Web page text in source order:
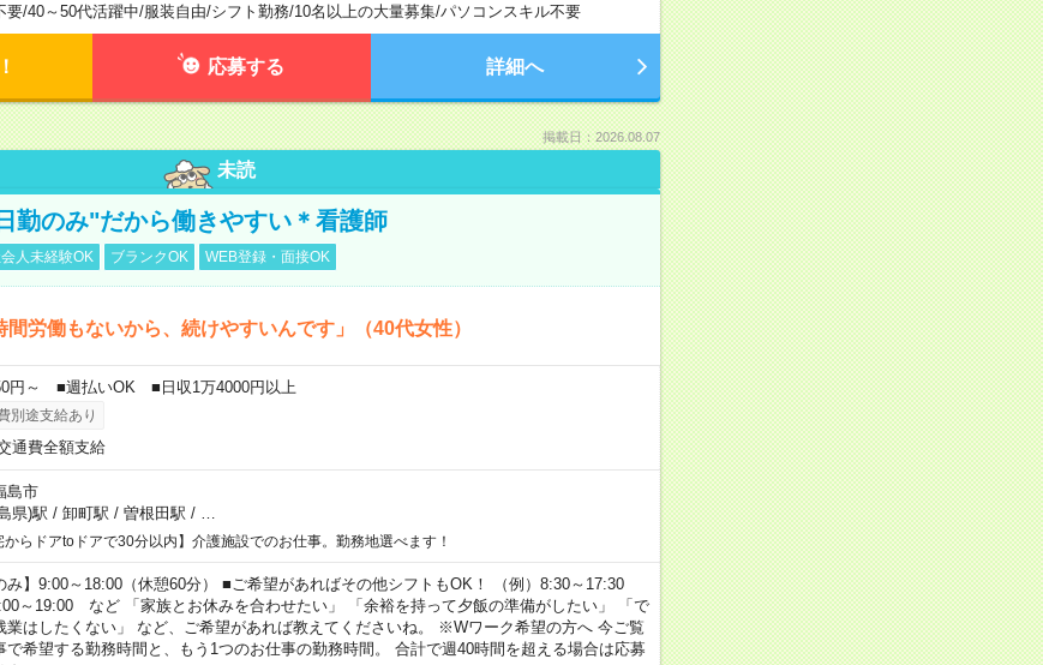
要/40～50代活躍中/服装自由/シフト勤務/10名以上の大量募集/パソコンスキル不要
応募する 詳細へ
掲載日：2026.08.07
未読
勤のみ"だから働きやすい＊看護師
人未経験OK ブランクOK WEB登録・面接OK
間労働もないから、続けやすいんです」（40代女性）
円～ ■週払いOK ■日収1万4000円以上
別途支給あり
通費全額支給
島市
県)駅 / 卸町駅 / 曽根田駅 /
からドアtoドアで30分以内】介護施設でのお仕事。勤務地選べます！
み】9:00～18:00（休憩60分） ■ご希望があればその他シフトもOK！ （例）8:30～17:30
19:00 など 「家族とお休みを合わせたい」 「余裕を持って夕飯の準備がしたい」 「で
業はしたくない」 など、ご希望があれば教えてくださいね。 ※Wワーク希望の方へ 今ご覧
で希望する勤務時間と、もう1つのお仕事の勤務時間。 合計で週40時間を超える場合は応募